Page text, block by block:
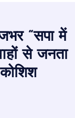
“सपा में
से जनता